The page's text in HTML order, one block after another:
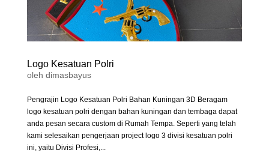
Logo Kesatuan Polri
oleh dimasbayus
Pengrajin Logo Kesatuan Polri Bahan Kuningan 3D Beragam
logo kesatuan polri dengan bahan kuningan dan tembaga dapat
anda pesan secara custom di Rumah Tempa. Seperti yang telah
kami selesaikan pengerjaan project logo 3 divisi kesatuan polri
ini, yaitu Divisi Profesi,...